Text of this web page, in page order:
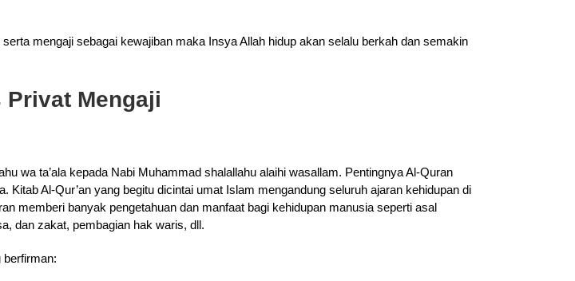
mengaji sebagai kewajiban maka Insya Allah hidup akan selalu berkah dan semakin
Privat Mengaji
wa ta’ala kepada Nabi Muhammad shalallahu alaihi wasallam. Pentingnya Al-Quran
Al-Qur’an yang begitu dicintai umat Islam mengandung seluruh ajaran kehidupan di
memberi banyak pengetahuan dan manfaat bagi kehidupan manusia seperti asal
dan zakat, pembagian hak waris, dll.
berfirman: